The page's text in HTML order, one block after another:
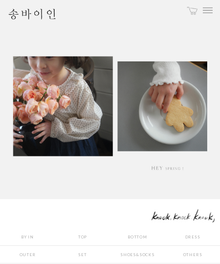
BY IN TOP BOTTOM DRESS
OUTER SET SHOES&SOCKS OTHERS